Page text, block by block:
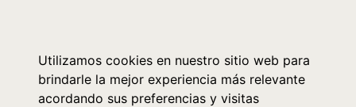
Utilizamos cookies en nuestro sitio web para
brindarle la mejor experiencia más relevante
acordando sus preferencias y visitas